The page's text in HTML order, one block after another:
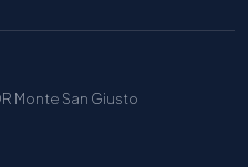
Monte San Giusto